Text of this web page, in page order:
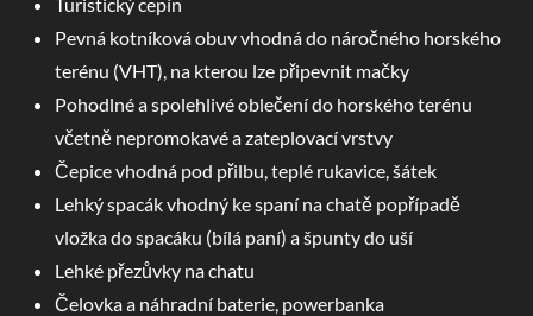
Pevná kotníková obuv vhodná do náročného horského
terénu (VHT), na kterou lze připevnit mačky
Pohodlné a spolehlivé oblečení do horského terénu
včetně nepromokavé a zateplovací vrstvy
Čepice vhodná pod přilbu, teplé rukavice, šátek
Lehký spacák vhodný ke spaní na chatě popřípadě
vložka do spacáku (bílá paní) a špunty do uší
Lehké přezůvky na chatu
Čelovka a náhradní baterie, powerbanka